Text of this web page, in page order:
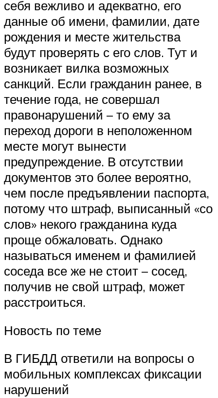
себя вежливо и адекватно, его
данные об имени, фамилии, дате
рождения и месте жительства
будут проверять с его слов. Тут и
возникает вилка возможных
санкций. Если гражданин ранее, в
течение года, не совершал
правонарушений – то ему за
переход дороги в неположенном
месте могут вынести
предупреждение. В отсутствии
документов это более вероятно,
чем после предъявлении паспорта,
потому что штраф, выписанный «со
слов» некого гражданина куда
проще обжаловать. Однако
называться именем и фамилией
соседа все же не стоит – сосед,
получив не свой штраф, может
расстроиться.
Новость по теме
В ГИБДД ответили на вопросы о
мобильных комплексах фиксации
нарушений